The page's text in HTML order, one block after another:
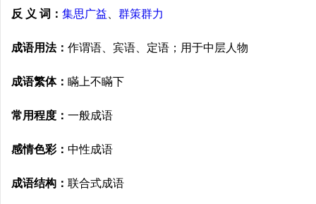
反 义 词： 集思广益 群策群力
成语用法： 作谓语、宾语、定语；用于中层人物
成语繁体： 瞞上不瞞下
常用程度： 一般成语
感情色彩： 中性成语
成语结构： 联合式成语